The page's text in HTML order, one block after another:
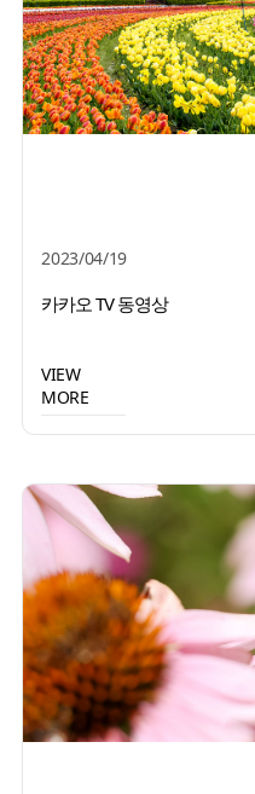
2023/04/19
카카오 TV 동영상
VIEW
MORE